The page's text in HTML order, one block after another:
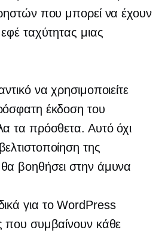
που μπορεί να έχουν
ταχύτητας μιας
να χρησιμοποιείτε
έκδοση του
τα πρόσθετα. Αυτό όχι
της
βοηθήσει στην άμυνα
για το WordPress
που συμβαίνουν κάθε